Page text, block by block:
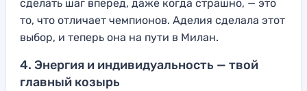
сделать шаг вперёд, даже когда страшно, — это
то, что отличает чемпионов. Аделия сделала этот
выбор, и теперь она на пути в Милан.
4. Энергия и индивидуальность — твой
главный козырь